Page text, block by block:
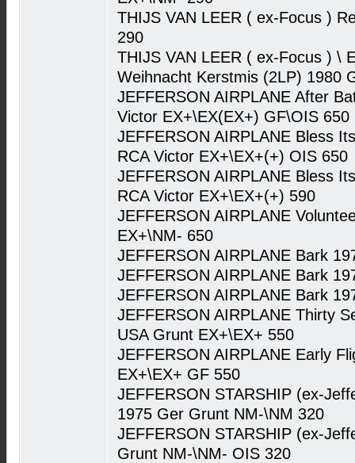
THIJS VAN LEER ( ex-Focus )
290
THIJS VAN LEER ( ex-Focus ) \
Weihnacht Kerstmis (2LP) 1980
JEFFERSON AIRPLANE After
Victor EX+\EX(EX+) GF\OIS 650
JEFFERSON AIRPLANE Bless
RCA Victor EX+\EX+(+) OIS 650
JEFFERSON AIRPLANE Bless
RCA Victor EX+\EX+(+) 590
JEFFERSON AIRPLANE
EX+\NM- 650
JEFFERSON AIRPLANE Bark
JEFFERSON AIRPLANE Bark
JEFFERSON AIRPLANE Bark
JEFFERSON AIRPLANE Thirty
USA Grunt EX+\EX+ 550
JEFFERSON AIRPLANE Early
EX+\EX+ GF 550
JEFFERSON STARSHIP (ex-
1975 Ger Grunt NM-\NM 320
JEFFERSON STARSHIP (ex-
Grunt NM-\NM- OIS 320